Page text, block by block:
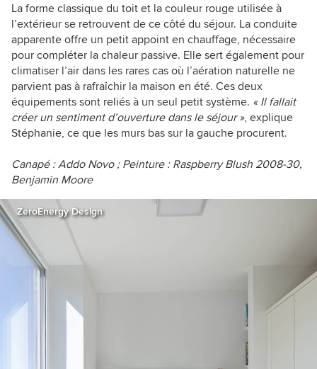
La forme classique du toit et la couleur rouge utilisée à
l’extérieur se retrouvent de ce côté du séjour. La conduite
apparente offre un petit appoint en chauffage, nécessaire
pour compléter la chaleur passive. Elle sert également pour
climatiser l’air dans les rares cas où l’aération naturelle ne
parvient pas à rafraîchir la maison en été. Ces deux
équipements sont reliés à un seul petit système. « Il fallait
créer un sentiment d’ouverture dans le séjour », explique
Stéphanie, ce que les murs bas sur la gauche procurent.
Canapé :AddoNovo ; Peinture : Raspberry Blush 2008-30,
Benjamin Moore
ZeroEnergy Design